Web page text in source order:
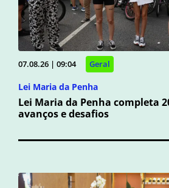
07.08.26 | 09:04 Geral
Lei Maria da Penha
Lei Maria da Penha completa
avanços e desafios